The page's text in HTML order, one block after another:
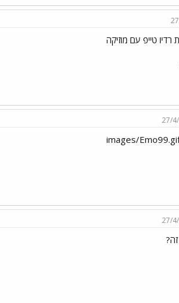
רדיו טייפ עם מוזיקה
27/
27/